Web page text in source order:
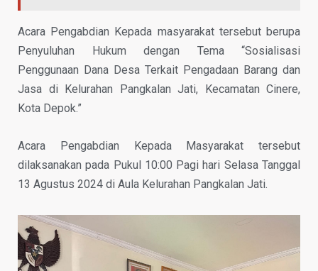
Acara Pengabdian Kepada masyarakat tersebut berupa
Penyuluhan Hukum dengan Tema “Sosialisasi
Penggunaan Dana Desa Terkait Pengadaan Barang dan
Jasa di Kelurahan Pangkalan Jati, Kecamatan Cinere,
Kota Depok.”
Acara Pengabdian Kepada Masyarakat tersebut
dilaksanakan pada Pukul 10:00 Pagi hari Selasa Tanggal
13 Agustus 2024 di Aula Kelurahan Pangkalan Jati.